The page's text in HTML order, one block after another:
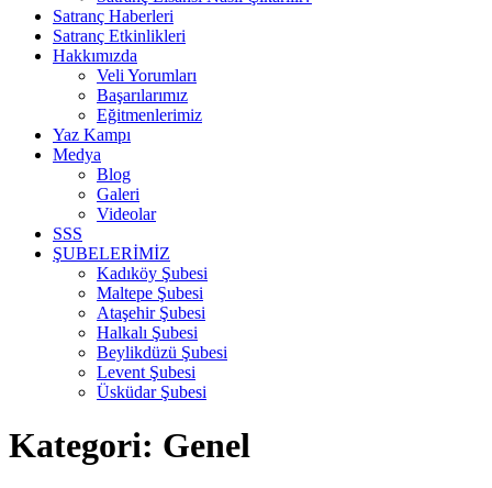
Satranç Haberleri
Satranç Etkinlikleri
Hakkımızda
Veli Yorumları
Başarılarımız
Eğitmenlerimiz
Yaz Kampı
Medya
Blog
Galeri
Videolar
SSS
ŞUBELERİMİZ
Kadıköy Şubesi
Maltepe Şubesi
Ataşehir Şubesi
Halkalı Şubesi
Beylikdüzü Şubesi
Levent Şubesi
Üsküdar Şubesi
Kategori: Genel